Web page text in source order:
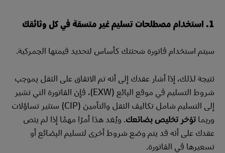
1. استخدام مصطلحات تسليم غير متسقة في كل وثائقك
سيتم استخدام فاتورة شحنتك كأساس لتحديد قيمتها الجمركية.
نتيجة لذلك، إذا أشار عقدك إلى أنه تم الاتفاق على النقل بموجب
شروط التسليم في موقع البائع (EXW)، فإن الفاتورة التي تشير
إلى التسليم شامل تكاليف النقل والتأمين (CIP) ستثير تساؤلات
وربماتؤخر تخليص بضائعك. ويُعَد هذا أمرًا مهمًا إذا لم ينص
عقدك على أنه قد يتم وضع شروط أخرى لتسليم البضائع أو
تسعيرها في الفاتورة.